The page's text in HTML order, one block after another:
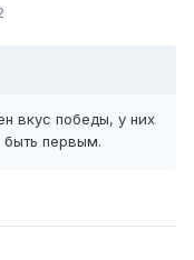
вкус победы, у них
быть первым.